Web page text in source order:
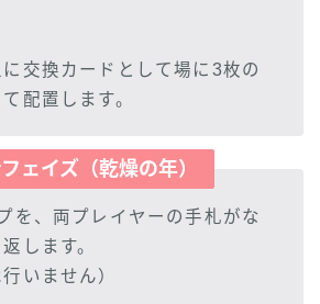
交換カードとして場に3枚の
配置します。
ェイズ（乾燥の年）
を、両プレイヤーの手札がな
します。
いません）